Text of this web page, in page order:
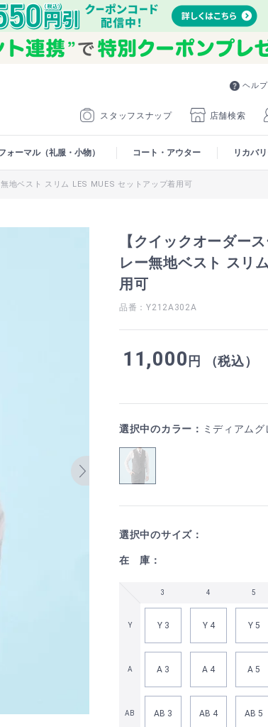
ヘルプ
スタッフスナップ 店舗検索
ォーマル（礼服・小物） コート・アウター リカバ
地ベスト スリム LES MUES セットアップ着用可
【クイックオーダー
レー無地ベスト スリ
用可
品番：Y212A302A
11,000円 （税込）
選択中のカラー： ミディアムグ
選択中のサイズ：
在 庫：
3 4 5
Y Y 3 Y 4 Y 5
A A 3 A 4 A 5
AB AB 3 AB 4 AB 5